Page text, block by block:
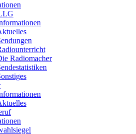
Radiomacher